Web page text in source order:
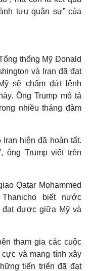
tựu quân sự” của
thống Mỹ Donald
và Iran đã đạt
sẽ chấm dứt lệnh
Ông Trump mô tả
nhiều tháng đàm
hiện đã hoàn tất.
ông Trump viết trên
Qatar Mohammed
biết nước
đạt được giữa Mỹ và
tham gia các cuộc
và mang tính xây
tiến triển đã đạt